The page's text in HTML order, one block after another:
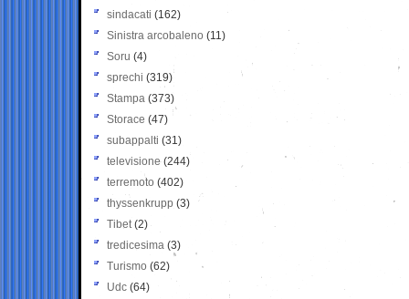
sindacati (162)
Sinistra arcobaleno (11)
Soru (4)
sprechi (319)
Stampa (373)
Storace (47)
subappalti (31)
televisione(244)
terremoto (402)
thyssenkrupp (3)
Tibet(2)
tredicesima (3)
Turismo (62)
Udc (64)